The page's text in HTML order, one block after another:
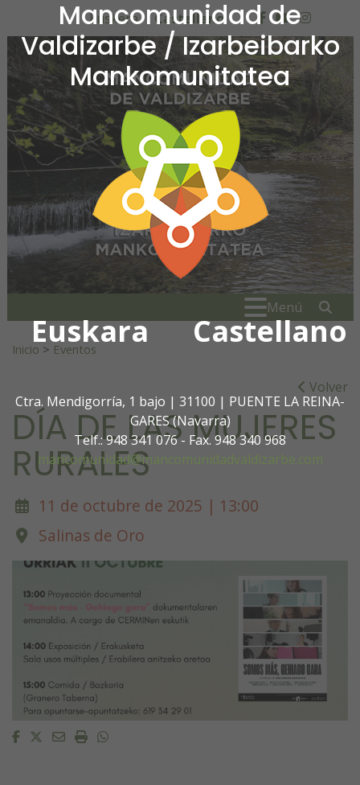
Mancomunidad de
Valdizarbe / Izarbeibarko
Mankomunitatea
Euskara Castellano
Ctra. Mendigorría, 1 bajo | 31100 | PUENTE LA REINA-
GARES (Navarra)
Telf.: 948 341 076 - Fax. 948 340 968
mancomunidad@mancomunidadvaldizarbe.com
Ir al contenido
Euskera Castellano facebook
youtube
Mancomunidad de
Menú
Inicio > Eventos
Volver
DÍA DE LAS MUJERES
RURALES
11 de octubre de 2025 | 13:00
Salinas de Oro
Facebook
Twitter
EmailImprimirWhatsapp